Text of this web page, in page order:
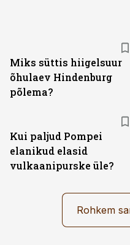
Miks süttis hiigelsuur
õhulaev Hindenburg
põlema?
Kui paljud Pompei
elanikud elasid
vulkaanipurske üle?
Rohkem